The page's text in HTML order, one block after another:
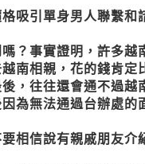
吸引單身男人聯繫和
嗎？事實證明，許多
南相親，花的錢肯定
，往往還會通不過越
為無法通過台辦處的
要相信說有親戚朋友